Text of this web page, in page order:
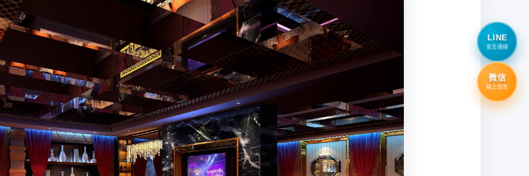
LINE
安全連線
微信
線上加友